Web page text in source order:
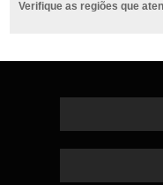
Verifique as regiões que